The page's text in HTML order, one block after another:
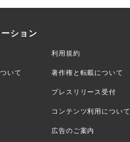
ション
利用規約
いて 著作権と転載について
プレスリリース受付
コンテンツ利用について
広告のご案内